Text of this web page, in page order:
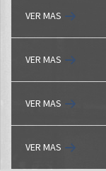
VER MAS
VER MAS
VER MAS
VER MAS